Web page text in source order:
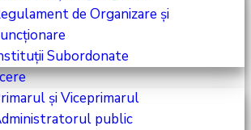
de Organizare și
Subordonate
și Viceprimarul
public